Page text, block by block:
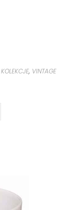
KOLEKCJE, VINTAGE